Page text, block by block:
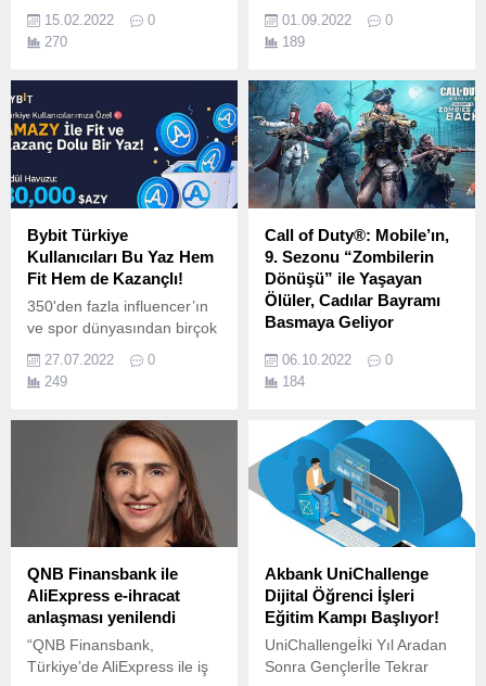
düzenlenecek olan 63 bin
lira ödüllü Tekno Şanlıurfa
‘’Büyükşehir Mucitlerini
düzenlenen lansman ile
tanıtıldı.
15.02.2022
0
270
dünyanın en büyük
Havacılık, Uzay ve Teknoloji
Festivali TEKNOFEST’te
yoğun ilgi görüyor.
01.09.2022
0
189
Bybit Türkiye
Kullanıcıları Bu Yaz Hem
Fit Hem de Kazançlı!
350'den fazla influencer’ın
ve spor dünyasından birçok
AMAZY, Bybit'te listelendi!
Yeni nesil kripto varlık işlem
kullanıcılarına yeni
kampanyalarla
kazandırmaya devam
27.07.2022
0
249
Call of Duty®: Mobile’ın,
9. Sezonu “Zombilerin
Dönüşü” ile Yaşayan
Ölüler, Cadılar Bayramı
Basmaya Geliyor
döndü! Cadılar Bayramı’nı
kutlayacak olan Call of
06.10.2022
0
184
QNB Finansbank ile
AliExpress e-ihracat
anlaşması yenilendi
“QNB Finansbank,
Türkiye’de AliExpress ile iş
Akbank UniChallenge
Dijital Öğrenci İşleri
Eğitim Kampı Başlıyor!
UniChallengeİki Yıl Aradan
Sonra Gençlerİle Tekrar